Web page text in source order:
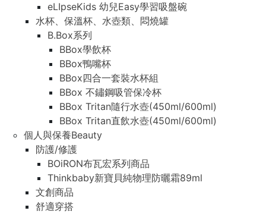
eLIpseKids 幼兒Easy學習吸盤碗
水杯、保溫杯、水壺類、悶燒罐
B.Box系列
BBox學飲杯
BBox鴨嘴杯
BBox四合一套裝水杯組
BBox 不鏽鋼吸管保冷杯
BBox Tritan隨行水壺(450ml/600ml)
BBox Tritan直飲水壺(450ml/600ml)
個人與保養Beauty
防護/修護
BOiRON布瓦宏系列商品
Thinkbaby新寶貝純物理防曬霜89ml
文創商品
舒適穿搭